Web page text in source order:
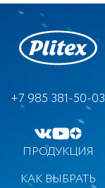
+7 985 381-50-03
ПРОДУКЦИЯ
КАК ВЫБРАТЬ